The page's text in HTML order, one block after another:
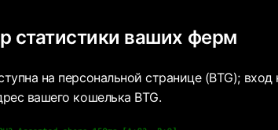
статистики ваших ферм
на персональной странице (BTG); вход
вашего кошелька BTG.